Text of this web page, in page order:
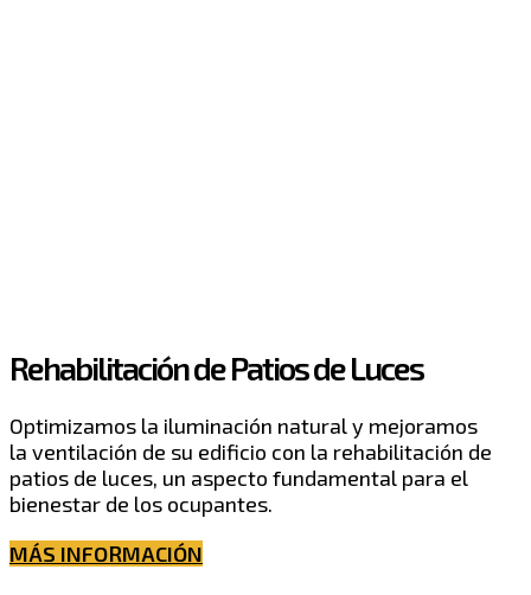
Rehabilitación de Patios de Luces
Optimizamos la iluminación natural y mejoramos
la ventilación de su edificio con la rehabilitación de
patios de luces, un aspecto fundamental para el
bienestar de los ocupantes.
MÁS INFORMACIÓN